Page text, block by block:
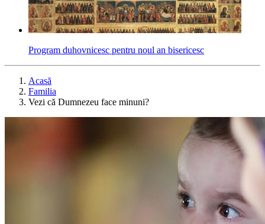
Program duhovnicesc pentru noul an bisericesc
Acasă
Familia
Vezi că Dumnezeu face minuni?